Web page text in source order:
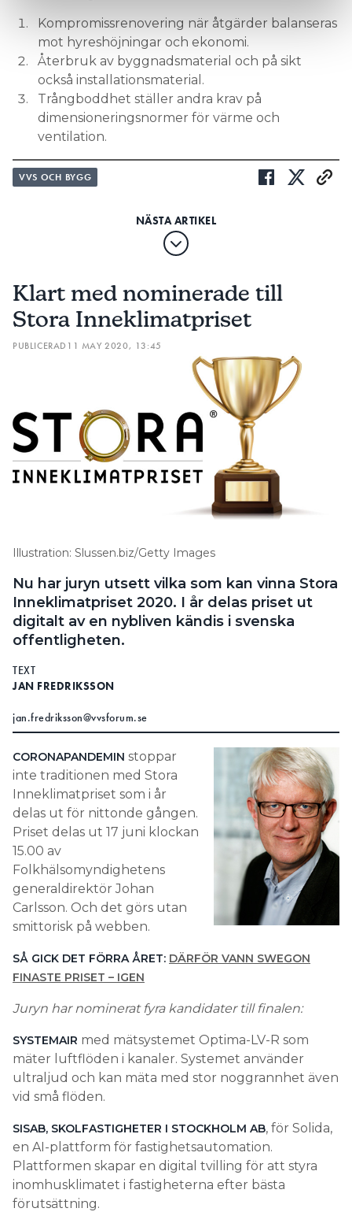
Kompromissrenovering när åtgärder balanseras
mot hyreshöjningar och ekonomi.
Återbruk av byggnadsmaterial och på sikt
också installationsmaterial.
Trångboddhet ställer andra krav på
dimensioneringsnormer för värme och
ventilation.
VVS OCH BYGG
Klart med nominerade till
Stora Inneklimatpriset
PUBLICERAD 11 MAY 2020, 13:45
Illustration: Slussen.biz/Getty Images
Nu har juryn utsett vilka som kan vinna Stora
Inneklimatpriset 2020. I år delas priset ut
digitalt av en nybliven kändis i svenska
offentligheten.
TEXT
JAN FREDRIKSSON
jan.fredriksson@vvsforum.se
CORONAPANDEMIN stoppar
inte traditionen med Stora
Inneklimatpriset som i år
delas ut för nittonde gången.
Priset delas ut 17 juni klockan
15.00 av
Folkhälsomyndighetens
generaldirektör Johan
Carlsson. Och det görs utan
smittorisk på webben.
SÅ GICK DET FÖRRA ÅRET: DÄRFÖR VANN SWEGON
FINASTE PRISET – IGEN
Juryn har nominerat fyra kandidater till finalen:
SYSTEMAIR med mätsystemet Optima-LV-R som
mäter luftflöden i kanaler. Systemet använder
ultraljud och kan mäta med stor noggrannhet även
vid små flöden.
SISAB, SKOLFASTIGHETER I STOCKHOLM AB, för Solida,
en AI-plattform för fastighetsautomation.
Plattformen skapar en digital tvilling för att styra
inomhusklimatet i fastigheterna efter bästa
förutsättning.